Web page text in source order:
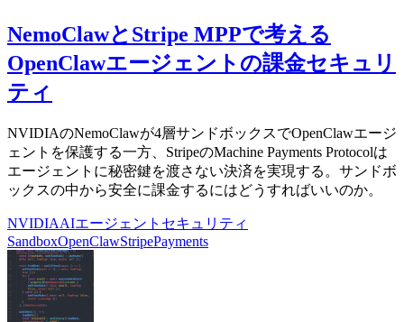
NemoClawとStripe MPPで考える
OpenClawエージェントの課金セキュリ
ティ
NVIDIAのNemoClawが4層サンドボックスでOpenClawエージ
ェントを保護する一方、StripeのMachine Payments Protocolは
エージェントに秘密鍵を渡さない決済を実現する。サンドボ
ックスの中から安全に課金するにはどうすればいいのか。
NVIDIAAIエージェント セキュリティ
SandboxOpenClawStripePayments